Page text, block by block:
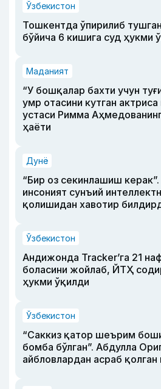
Ўзбекистон
Тошкентда ўпирилиб
бўйича 6 кишига суд ҳукми
Маданият
“У бошқалар бахти учун
умр отасини кутган
устаси Римма
ҳаёти
Дунё
“Бир оз секинлашиш
инсоният сунъий
қолишидан хавотир
Ўзбекистон
Андижонда Tracker’га 21
боласини жойлаб, ЙТҲ
ҳукми ўқилди
Ўзбекистон
“Саккиз қатор шеърим
бомба бўлган”. Абдулла
айбловлардан асраб қолган